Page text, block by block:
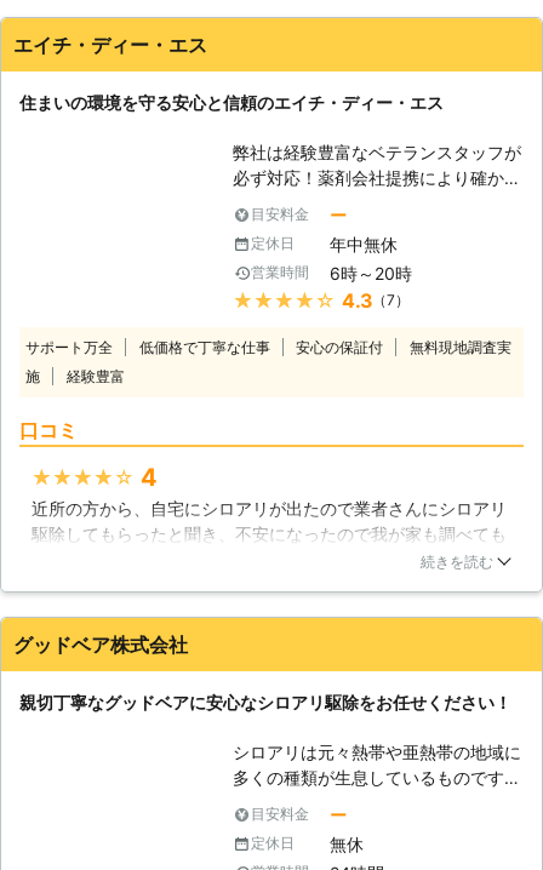
側、ひび割れなどを伝いながら、やが
ない場所で活動するので、その被害に
気が付きにくいのがシロアリの被害の
厄介なところといえるでしょう。
【羽アリにご注意】 羽アリは、シロ
アリの巣の中にいる女王アリと王アリ
になる候補です。春先、ちょうどゴー
ルデンウィークの少し前くらいから群
飛といって、沢山の羽アリが飛び立ち
ます。 羽アリが大量に現れる場合、
の住宅に巣があることを疑うことが必
しました。本物でした。放置してたら危ないところでした。
宮城県 多賀城市 2016年11月30日
エイチ・ディー・エス
住まいの環境を守る安心と信頼のエイチ・ディー・エス
弊社は経験豊富なベテランスタッフが
必ず対応！薬剤会社提携により確かで
安全な薬剤を使用しており 自信を持
って低価格で御満足頂ける施工をモッ
トーにサービスを提供させて頂きま
す。経験豊富な人材と丁寧な施工によ
り沢山のお客様に満足して頂いて参り
制も万全です。お客様の大事な財産を
い。御電話お待ちしております。
【シロアリの怖さ】 私達が暮らす日
本という国は、実はシロアリにとって
することがありません。むしろ、住宅
外敵から実を守ることにも繋がってい
ます。そんな環境の中、シロアリは私
達の目の届かない場所を徐々に食害し
ていきます。シロアリ自体が小さいの
で、そのスピードはとてもゆっくりで
目安料金 ー
定休日 年中無休
営業時間 6時～20時
★★★★★ 4.3 （7）
サポート万全 低価格で丁寧な仕事 安心の保証付
無料現地調査実
施
経験豊富
口コミ
★★★★★ 4
近所の方から、自宅にシロアリが出たので業者さんにシロアリ
駆除してもらったと聞き、不安になったので我が家も調べても
らいました。やはりシロアリが発生しているとのことでした
の疑問に答えていただき、安心することができました。
茨城県 ひたちなか市 2016年11月30日
続きを読む
グッドベア株式会社
親切丁寧なグッドベアに安心なシロアリ駆除をお任せください！
シロアリは元々熱帯や亜熱帯の地域に
多くの種類が生息しているものです。
ですから、日本国内で害虫として知ら
れているシロアリも、暖かく湿度の多
い地域に生息が集中していると見られ
目安料金 ー
定休日 無休